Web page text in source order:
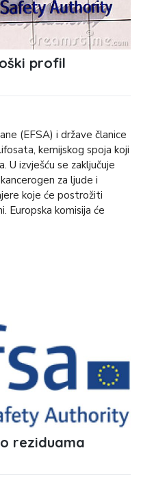
profil
(EFSA) i države članice
kemijskog spoja koji
U izvješću se zaključuje
za ljude i
koje će postrožiti
Europska komisija će
reziduama